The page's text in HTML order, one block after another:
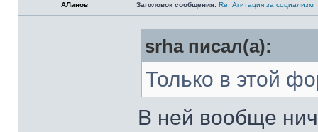
АЛанов Заголовок сообщения: Re: Агитация за социализм
srha писал(а):
Только в этой
В ней вообще